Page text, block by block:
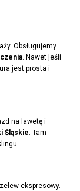
Obsługujemy
. Nawet jeśli
jest prosta i
na lawetę i
Śląskie. Tam
ekspresowy.